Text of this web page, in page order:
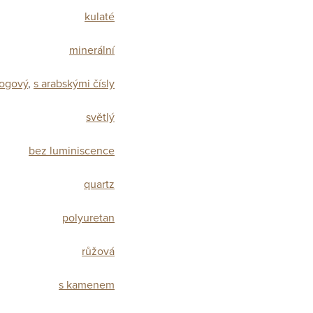
kulaté
minerální
, s arabskými čísly
světlý
bez luminiscence
quartz
polyuretan
růžová
s kamenem